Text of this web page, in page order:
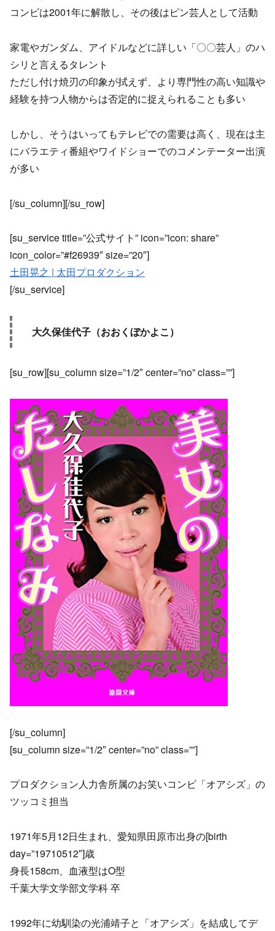
コンビは2001年に解散し、その後はピン芸人として活動
家電やガンダム、アイドルなどに詳しい「〇〇芸人」のハ
シリと言えるタレント
ただし付け焼刃の印象が拭えず、より専門性の高い知識や
経験を持つ人物からは否定的に捉えられることも多い
しかし、そうはいってもテレビでの需要は高く、現在は主
にバラエティ番組やワイドショーでのコメンテーター出演
が多い
[/su_column][/su_row]
[su_service title=”公式サイト” icon=”icon: share”
icon_color=”#f26939″ size=”20″]
土田晃之 | 太田プロダクション
[/su_service]
大久保佳代子（おおくぼかよこ）
[su_row][su_column size=”1/2″ center=”no” class=””]
[/su_column]
[su_column size=”1/2″ center=”no” class=””]
プロダクション人力舎所属のお笑いコンビ「オアシズ」の
ツッコミ担当
1971年5月12日生まれ、愛知県田原市出身の[birth
day=”19710512″]歳
身長158cm、血液型はO型
千葉大学文学部文学科 卒
1992年に幼馴染の光浦靖子と「オアシズ」を結成してデ